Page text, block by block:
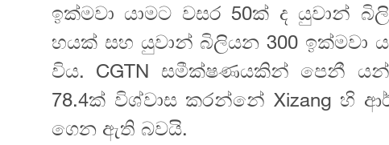
ඉක්මවා යාමට වසර 50ක් ද යුවාන්
හයක් සහ යුවාන් බිලියන 300 ඉක්මවා
විය. CGTN සමීක්ෂණයකින් පෙනී
78.4ක් විශ්වාස කරන්නේ Xizang හි
ගෙන ඇති බවයි.